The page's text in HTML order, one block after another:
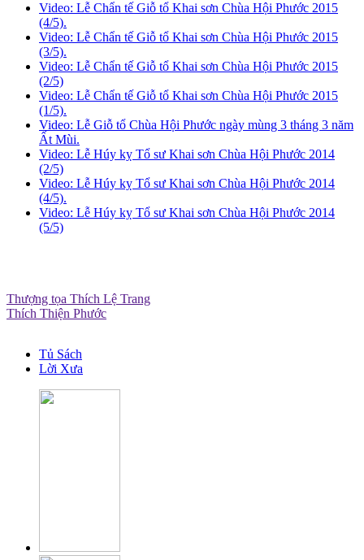
Video: Lễ Chẩn tế Giỗ tổ Khai sơn Chùa Hội Phước 2015
(4/5).
Video: Lễ Chẩn tế Giỗ tổ Khai sơn Chùa Hội Phước 2015
(3/5).
Video: Lễ Chẩn tế Giỗ tổ Khai sơn Chùa Hội Phước 2015
(2/5)
Video: Lễ Chẩn tế Giỗ tổ Khai sơn Chùa Hội Phước 2015
(1/5).
Video: Lễ Giỗ tổ Chùa Hội Phước ngày mùng 3 tháng 3 năm
Ất Mùi.
Video: Lễ Húy kỵ Tổ sư Khai sơn Chùa Hội Phước 2014
(2/5)
Video: Lễ Húy kỵ Tổ sư Khai sơn Chùa Hội Phước 2014
(4/5).
Video: Lễ Húy kỵ Tổ sư Khai sơn Chùa Hội Phước 2014
(5/5)
Thượng tọa Thích Lệ Trang
Thích Thiện Phước
Tủ Sách
Lời Xưa